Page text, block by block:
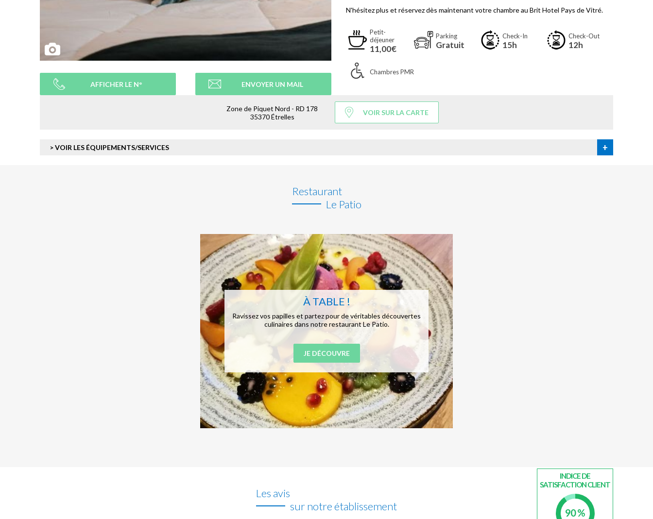
AFFICHER LE N° ENVOYER UN MAIL
N'hésitez plus et réservez dès maintenant votre chambre au Brit Hotel Pays de Vitré.
Petit-
déjeuner
11,00€
Parking
Gratuit
Check-In
15h
Check-Out
12h
Chambres PMR
Zone de Piquet Nord - RD 178
35370 Étrelles
VOIR SUR LA CARTE
> VOIR LES ÉQUIPEMENTS/SERVICES +
Restaurant
Le Patio
À TABLE !
Ravissez vos papilles et partez pour de véritables découvertes
culinaires dans notre restaurant Le Patio.
JE DÉCOUVRE
Les avis
sur notre établissement
INDICE DE
SATISFACTION CLIENT
90 %